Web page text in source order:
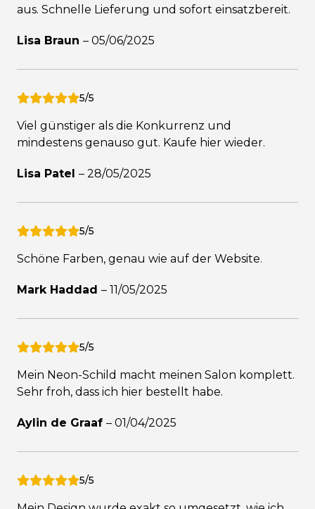
aus. Schnelle Lieferung und sofort einsatzbereit.
Lisa Braun – 05/06/2025
5/5
Viel günstiger als die Konkurrenz und
mindestens genauso gut. Kaufe hier wieder.
Lisa Patel – 28/05/2025
5/5
Schöne Farben, genau wie auf der Website.
Mark Haddad – 11/05/2025
5/5
Mein Neon-Schild macht meinen Salon komplett.
Sehr froh, dass ich hier bestellt habe.
Aylin de Graaf – 01/04/2025
5/5